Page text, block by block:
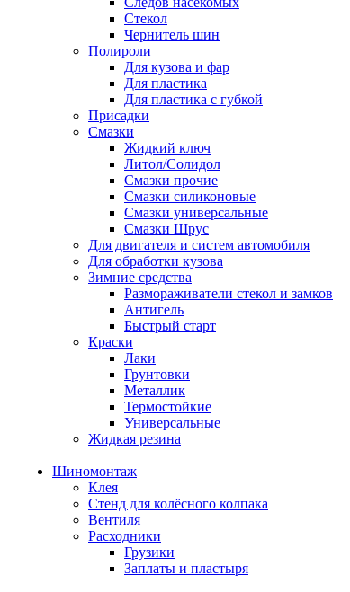
Стекол
Чернитель шин
Полироли
Для кузова и фар
Для пластика
Для пластика с губкой
Присадки
Смазки
Жидкий ключ
Литол/Солидол
Смазки прочие
Смазки силиконовые
Смазки универсальные
Смазки Шрус
Для двигателя и систем автомобиля
Для обработки кузова
Зимние средства
Размораживатели стекол и замков
Антигель
Быстрый старт
Краски
Лаки
Грунтовки
Металлик
Термостойкие
Универсальные
Жидкая резина
Шиномонтаж
Клея
Стенд для колёсного колпака
Вентиля
Расходники
Грузики
Заплаты и пластыря